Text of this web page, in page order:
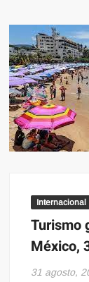
Internacional
Turismo
México,
31 agosto,